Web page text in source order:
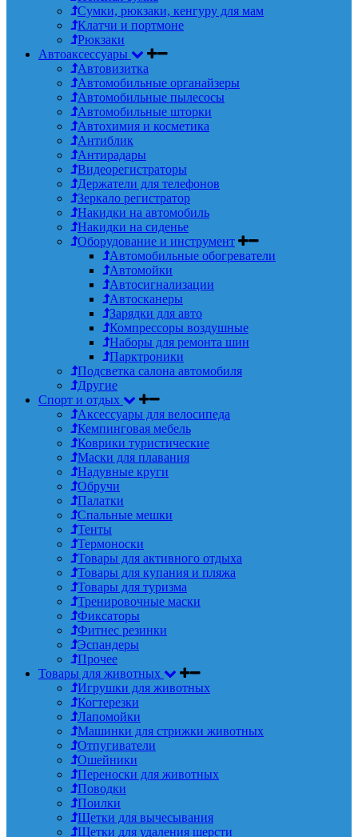
Сумки, рюкзаки, кенгуру для мам
Клатчи и портмоне
Рюкзаки
Автоаксессуары
Автовизитка
Автомобильные органайзеры
Автомобильные пылесосы
Автомобильные шторки
Автохимия и косметика
Антиблик
Антирадары
Видеорегистраторы
Держатели для телефонов
Зеркало регистратор
Накидки на автомобиль
Накидки на сиденье
Оборудование и инструмент
Автомобильные обогреватели
Автомойки
Автосигнализации
Автосканеры
Зарядки для авто
Компрессоры воздушные
Наборы для ремонта шин
Парктроники
Подсветка салона автомобиля
Другие
Спорт и отдых
Аксессуары для велосипеда
Кемпинговая мебель
Коврики туристические
Маски для плавания
Надувные круги
Обручи
Палатки
Спальные мешки
Тенты
Термоноски
Товары для активного отдыха
Товары для купания и пляжа
Товары для туризма
Тренировочные маски
Фиксаторы
Фитнес резинки
Эспандеры
Прочее
Товары для животных
Игрушки для животных
Когтерезки
Лапомойки
Машинки для стрижки животных
Отпугиватели
Ошейники
Переноски для животных
Поводки
Поилки
Щетки для вычесывания
Щетки для удаления шерсти